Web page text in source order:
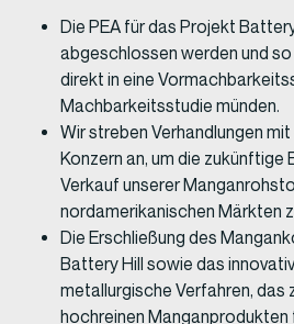
Die PEA für das Projekt
abgeschlossen werden und
direkt in eine
Machbarkeitsstudie münden.
Wir streben Verhandlungen
Konzern an, um die zukünftige
Verkauf unserer
nordamerikanischen Märkten
Die Erschließung des
Battery Hill sowie das
metallurgische Verfahren, das
hochreinen Manganprodukten